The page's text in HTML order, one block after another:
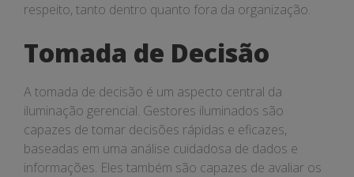
respeito, tanto dentro quanto fora da organização.
Tomada de Decisão
A tomada de decisão é um aspecto central da
iluminação gerencial. Gestores iluminados são
capazes de tomar decisões rápidas e eficazes,
baseadas em uma análise cuidadosa de dados e
informações. Eles também são capazes de avaliar os